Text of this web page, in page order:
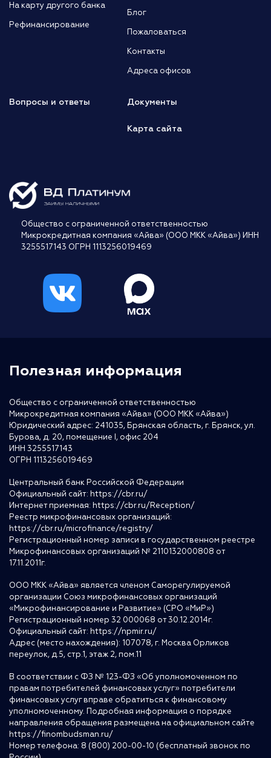
На карту другого банка
Рефинансирование
Блог
Пожаловаться
Контакты
Адреса офисов
Вопросы и ответы Документы
Карта сайта
Общество с ограниченной ответственностью
Микрокредитная компания «Айва» (ООО МКК «Айва») ИНН
3255517143 ОГРН 1113256019469
Полезная информация
Общество с ограниченной ответственностью
Микрокредитная компания «Айва» (ООО МКК «Айва»)
Юридический адрес: 241035, Брянская область, г. Брянск, ул.
Бурова, д. 20, помещение I, офис 204
ИНН 3255517143
ОГРН 1113256019469
Центральный банк Российской Федерации
Официальный сайт: https://cbr.ru/
Интернет приемная: https://cbr.ru/Reception/
Реестр микрофинансовых организаций:
https://cbr.ru/microfinance/registry/
Регистрационный номер записи в государственном реестре
Микрофинансовых организаций № 2110132000808 от
17.11.2011г.
ООО МКК «Айва» является членом Саморегулируемой
организации Союз микрофинансовых организаций
«Микрофинансирование и Развитие» (СРО «МиР»)
Регистрационный номер 32 000068 от 30.12.2014г.
Официальный сайт: https://npmir.ru/
Адрес (место нахождения): 107078, г. Москва Орликов
переулок, д.5, стр.1, этаж 2, пом.11
В соответствии с ФЗ № 123-ФЗ «Об уполномоченном по
правам потребителей финансовых услуг» потребители
финансовых услуг вправе обратиться к финансовому
уполномоченному. Подробная информация о порядке
направления обращения размещена на официальном сайте
https://finombudsman.ru/
Номер телефона: 8 (800) 200-00-10 (бесплатный звонок по